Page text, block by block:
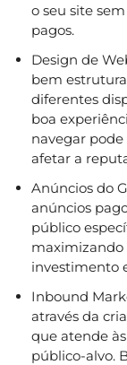
o seu site
pagos.
Design de
bem
diferentes
boa
navegar pode
afetar a
Anúncios do
anúncios
público
maximizando
investimento
Inbound
através da
que atende
público-alvo.